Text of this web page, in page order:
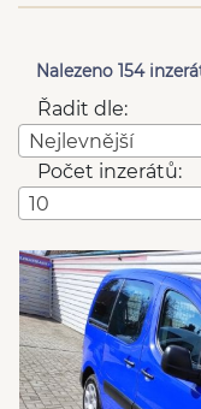
Nalezeno 154
Řadit dle:
Nejlevnější
Počet inzerátů:
10